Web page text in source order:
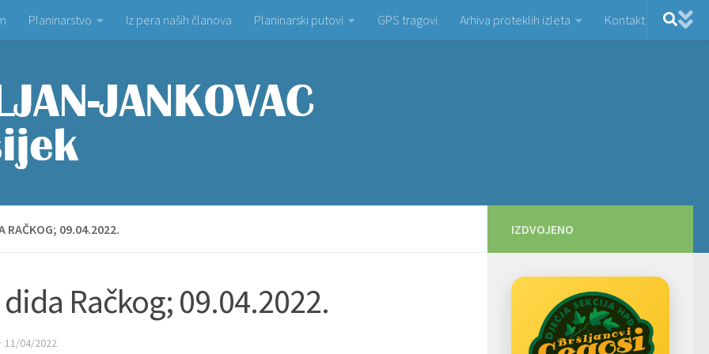
Planinarstvo Iz pera naših članova Planinarski putovi GPS tragovi Arhiva proteklih izleta Kontakt
RAČKOG; 09.04.2022.
Račkog; 09.04.2022.
· 11/04/2022
IZDVOJENO